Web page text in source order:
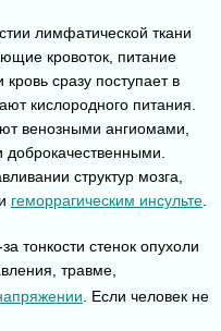
лимфатической ткани
кровоток, питание
сразу поступает в
кислородного питания.
венозными ангиомами,
доброкачественными.
структур мозга,
геморрагическим инсульте.
тонкости стенок опухоли
травме,
. Если человек не